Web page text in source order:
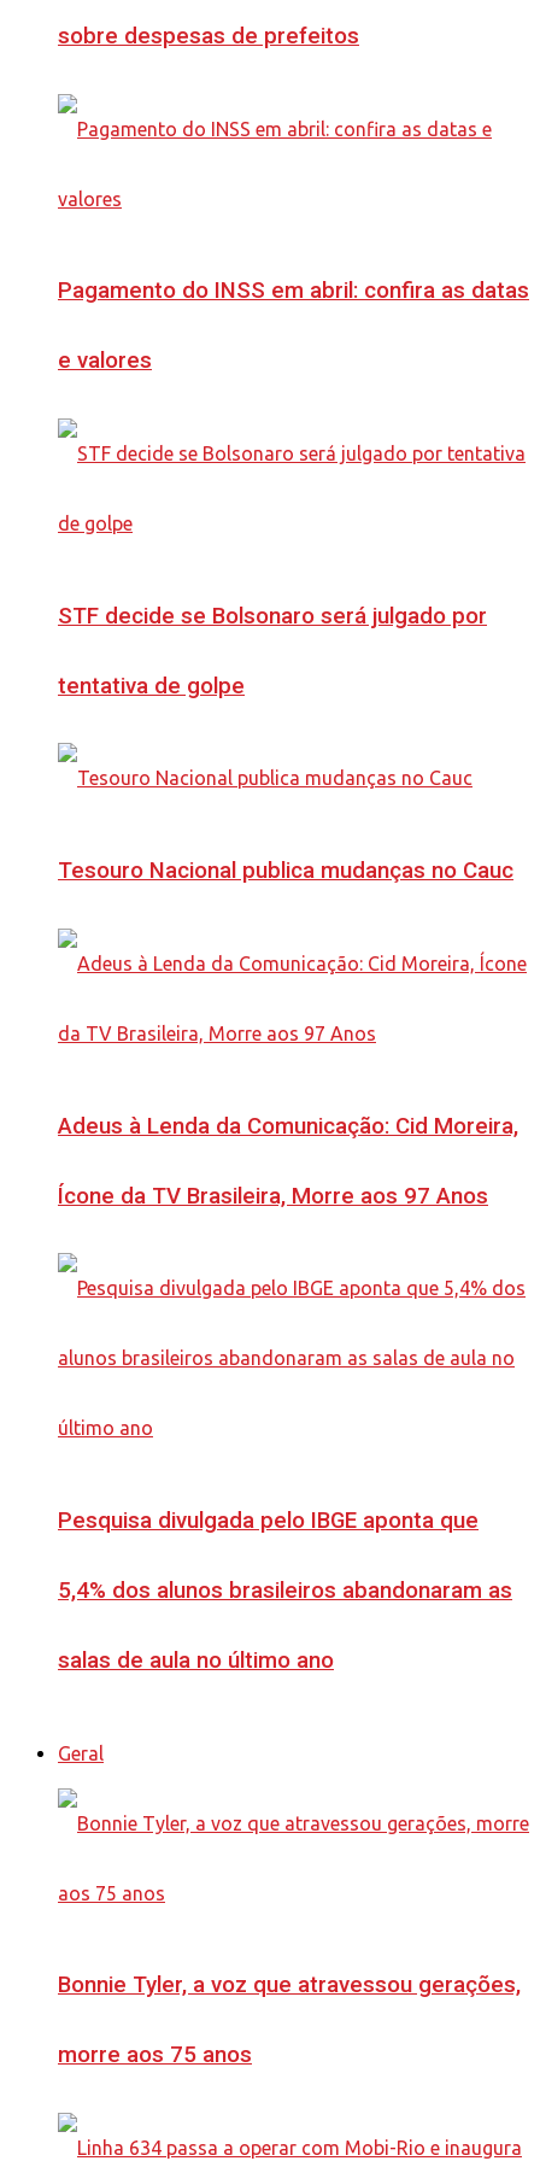
sobre despesas de prefeitos
Pagamento do INSS em abril: confira as datas
e valores
STF decide se Bolsonaro será julgado por
tentativa de golpe
Tesouro Nacional publica mudanças no Cauc
Adeus à Lenda da Comunicação: Cid Moreira,
Ícone da TV Brasileira, Morre aos 97 Anos
Pesquisa divulgada pelo IBGE aponta que
5,4% dos alunos brasileiros abandonaram as
salas de aula no último ano
Geral
Bonnie Tyler, a voz que atravessou gerações,
morre aos 75 anos